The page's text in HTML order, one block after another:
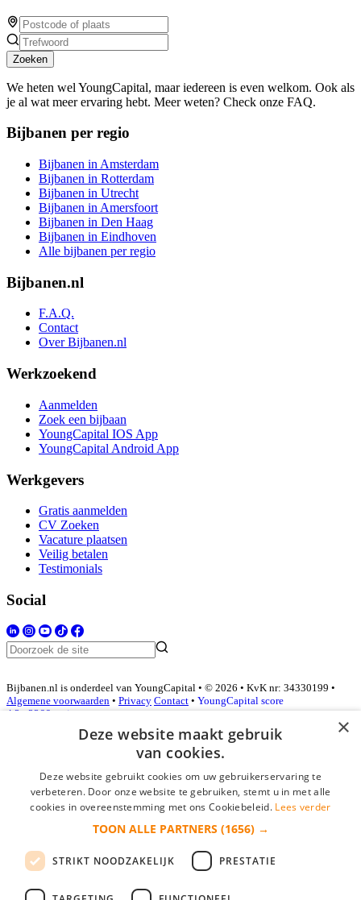
Zoeken
We heten wel YoungCapital, maar iedereen is even welkom. Ook als
je al wat meer ervaring hebt. Meer weten? Check onze FAQ.
Bijbanen per regio
Bijbanen in Amsterdam
Bijbanen in Rotterdam
Bijbanen in Utrecht
Bijbanen in Amersfoort
Bijbanen in Den Haag
Bijbanen in Eindhoven
Alle bijbanen per regio
Bijbanen.nl
F.A.Q.
Contact
Over Bijbanen.nl
Werkzoekend
Aanmelden
Zoek een bijbaan
YoungCapital IOS App
YoungCapital Android App
Werkgevers
Gratis aanmelden
CV Zoeken
Vacature plaatsen
Veilig betalen
Testimonials
Social
Bijbanen.nl is onderdeel van YoungCapital • © 2026 • KvK nr: 34330199 •
Algemene voorwaarden • Privacy Contact • YoungCapital score
4.3 - 3366 reviews
Inloggen als bedrijf
*
login gegevens onthouden
login
×
Deze website maakt gebruik
van cookies.
Deze website gebruikt cookies om uw gebruikerservaring te
verbeteren. Door onze website te gebruiken, stemt u in met alle
cookies in overeenstemming met ons Cookiebeleid. Lees verder
TOON ALLE PARTNERS (1656) →
STRIKT NOODZAKELIJK PRESTATIE